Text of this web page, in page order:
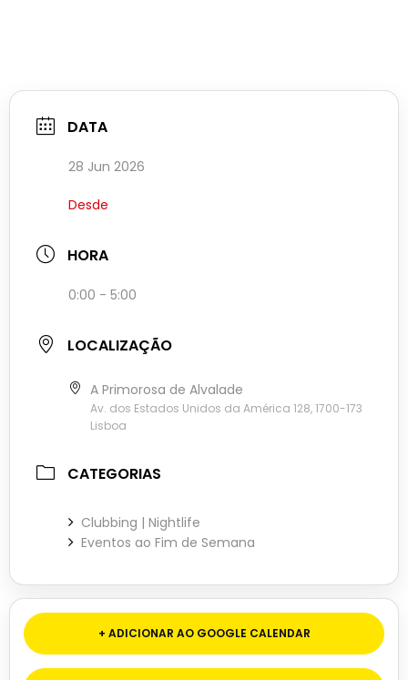
DATA
28 Jun 2026
Desde
HORA
0:00 - 5:00
LOCALIZAÇÃO
A Primorosa de Alvalade
Av. dos Estados Unidos da América 128, 1700-173
Lisboa
CATEGORIAS
Clubbing | Nightlife
Eventos ao Fim de Semana
+ ADICIONAR AO GOOGLE CALENDAR